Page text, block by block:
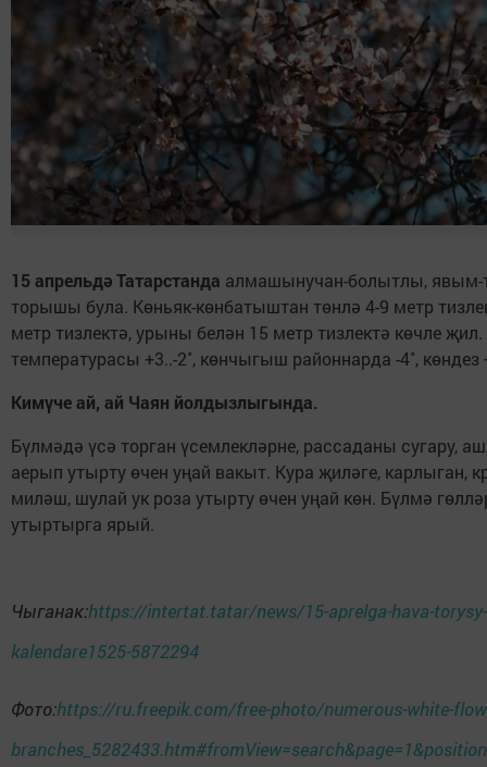
15 апрельдә Татарстанда алмашынучан-болытлы, явым-
торышы була. Көньяк-көнбатыштан төнлә 4-9 метр
метр тизлектә, урыны белән 15 метр тизлектә көчле
температурасы +3..-2˚, көнчыгыш районнарда -4˚, көндез
Кимүче ай, ай Чаян йолдызлыгында.
Бүлмәдә үсә торган үсемлекләрне, рассаданы сугару,
аерып утырту өчен уңай вакыт. Кура җиләге, карлыган,
миләш, шулай ук роза утырту өчен уңай көн. Бүлмә
утыртырга ярый.
Чыганак:https://intertat.tatar/news/15-aprelga-hava-
kalendare1525-5872294
Фото:https://ru.freepik.com/free-photo/numerous-white-